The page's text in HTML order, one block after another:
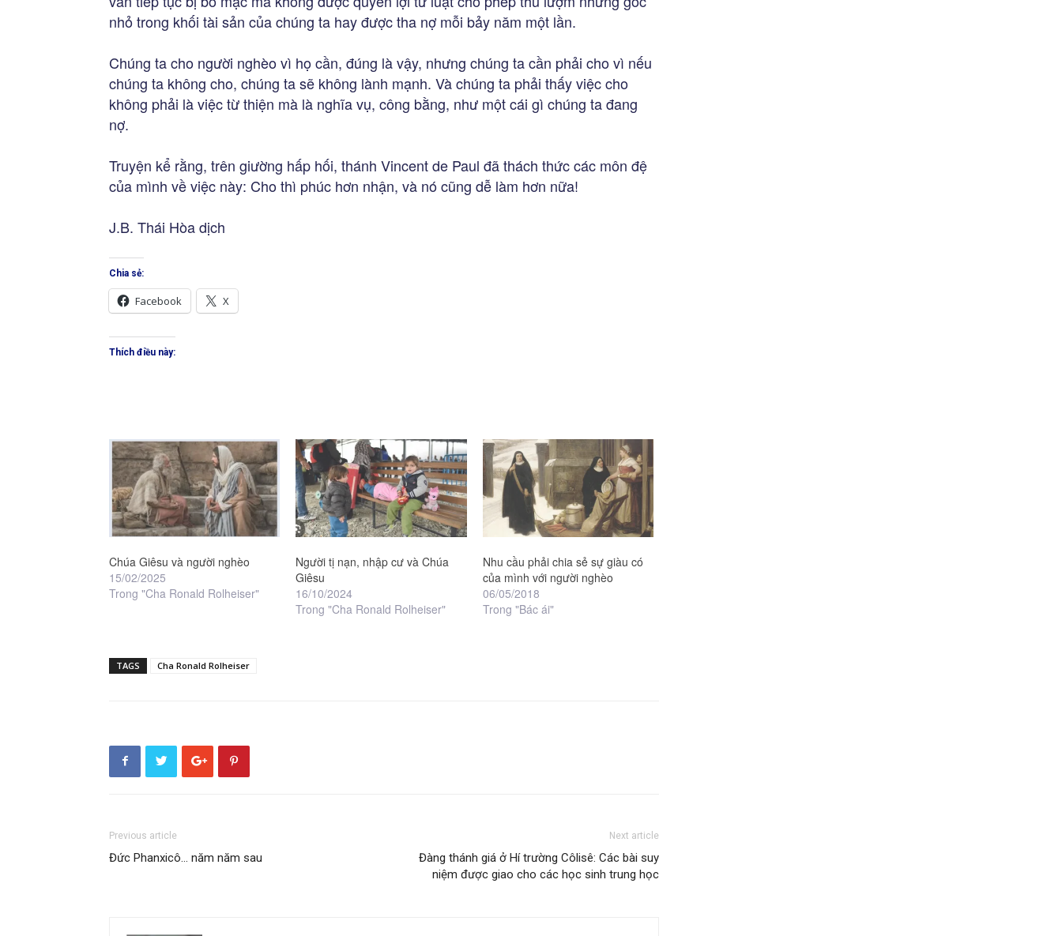
nhỏ trong khối tài sản của chúng ta hay được tha nợ mỗi bảy năm một lần.
Chúng ta cho người nghèo vì họ cần, đúng là vậy, nhưng chúng ta cần phải cho vì nếu
chúng ta không cho, chúng ta sẽ không lành mạnh. Và chúng ta phải thấy việc cho
không phải là việc từ thiện mà là nghĩa vụ, công bằng, như một cái gì chúng ta đang
nợ.
Truyện kể rằng, trên giường hấp hối, thánh Vincent de Paul đã thách thức các môn đệ
của mình về việc này: Cho thì phúc hơn nhận, và nó cũng dễ làm hơn nữa!
J.B. Thái Hòa dịch
Chia sẻ:
Facebook X
Thích điều này:
Chúa Giêsu và người nghèo
15/02/2025
Trong "Cha Ronald Rolheiser"
Người tị nạn, nhập cư và Chúa
Giêsu
16/10/2024
Trong "Cha Ronald Rolheiser"
Nhu cầu phải chia sẻ sự giàu có
của mình với người nghèo
06/05/2018
Trong "Bác ái"
TAGS Cha Ronald Rolheiser
Previous article
Đức Phanxicô… năm năm sau
Next article
Đàng thánh giá ở Hí trường Côlisê: Các bài suy
niệm được giao cho các học sinh trung học